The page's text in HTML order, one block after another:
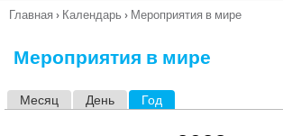
Вы
Главная › Календарь › Мероприятия в мире
Мероприятия в мире
Месяц День Год